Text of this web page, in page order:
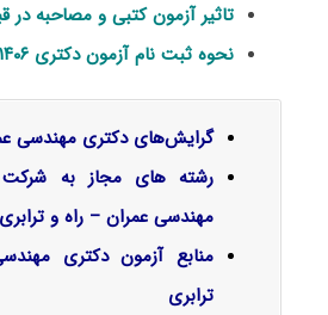
تاثیر آزمون کتبی و مصاحبه در
نحوه ثبت نام آزمون دکتری ۱۴۰۶
گرایش‌های دکتری مهندسی
رشته های مجاز به
مهندسی عمران – راه و ترابری
منابع آزمون دکتری
ترابری